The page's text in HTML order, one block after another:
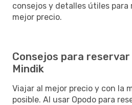
consejos y detalles útiles para
mejor precio.
Consejos para
Mindik
Viajar al mejor precio y con la
posible. Al usar Opodo para